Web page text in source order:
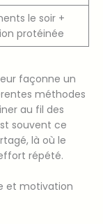
le soir +
protéinée
façonne un
méthodes
au fil des
souvent ce
là où le
répété.
et motivation